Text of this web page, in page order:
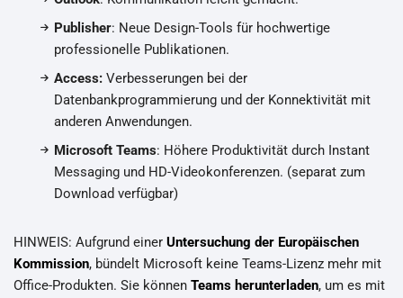
Publisher: Neue Design-Tools für hochwertige
professionelle Publikationen.
Access: Verbesserungen bei der
Datenbankprogrammierung und der Konnektivität mit
anderen Anwendungen.
Microsoft Teams: Höhere Produktivität durch Instant
Messaging und HD-Videokonferenzen. (separat zum
Download verfügbar)
HINWEIS: Aufgrund einer Untersuchung der Europäischen
Kommission, bündelt Microsoft keine Teams-Lizenz mehr mit
Office-Produkten. Sie können Teams herunterladen, um es mit